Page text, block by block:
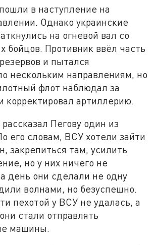
в наступление на
Однако украинские
на огневой вал со
бойцов. Противник ввёл часть
и пытался
нескольким направлениям, но
флот наблюдал за
корректировал артиллерию.
Пегову один из
его словам, ВСУ хотели зайти
закрепиться там, усилить
но у них ничего не
день они сделали не одну
волнами, но безуспешно.
пехотой у ВСУ не удалась, а
стали отправлять
машины.